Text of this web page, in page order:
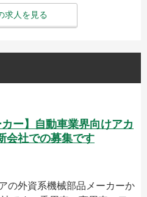
求人を見る
ー】自動車業界向けアカ
会社での募集です
の外資系機械部品メーカーか